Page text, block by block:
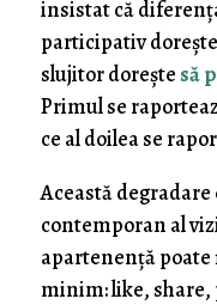
insistat că
participativ
slujitor dorește să
Primul se
ce al doilea se
Această
contemporan al
apartenență poate
minim: like,